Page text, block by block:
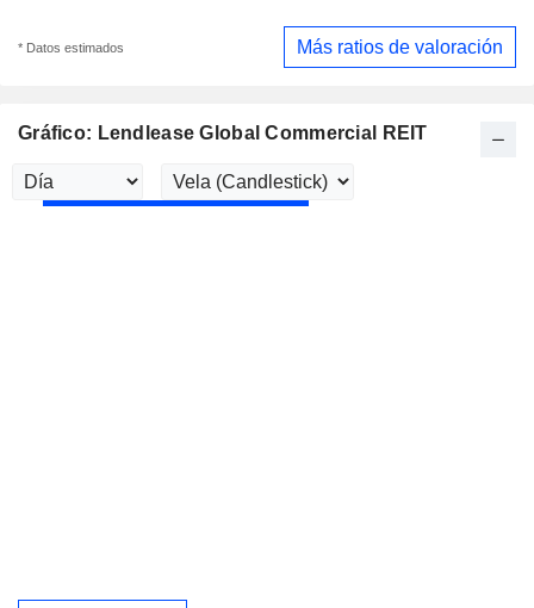
* Datos estimados Más ratios de valoración
Gráfico: Lendlease Global Commercial REIT